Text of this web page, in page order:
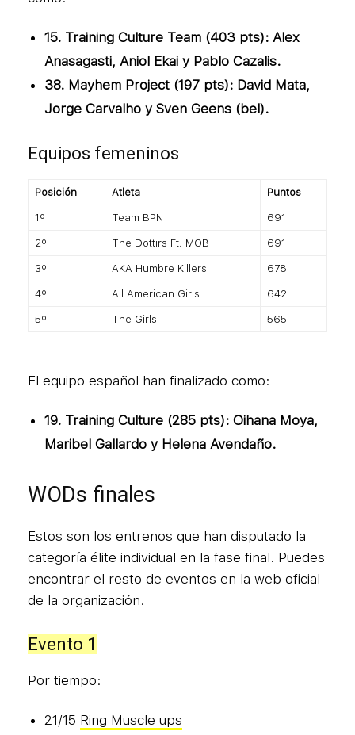
15. Training Culture Team (403 pts): Alex
Anasagasti, Aniol Ekai y Pablo Cazalis.
38. Mayhem Project (197 pts): David Mata,
Jorge Carvalho y Sven Geens (bel).
Equipos femeninos
Posición Atleta Puntos
1º Team BPN 691
2º The Dottirs Ft. MOB 691
3º AKA Humbre Killers 678
4º All American Girls 642
5º The Girls 565
El equipo español han finalizado como:
19. Training Culture (285 pts): Oihana Moya,
Maribel Gallardo y Helena Avendaño.
WODs finales
Estos son los entrenos que han disputado la
categoría élite individual en la fase final. Puedes
encontrar el resto de eventos en la web oficial
de la organización.
Evento 1
Por tiempo:
21/15 Ring Muscle ups